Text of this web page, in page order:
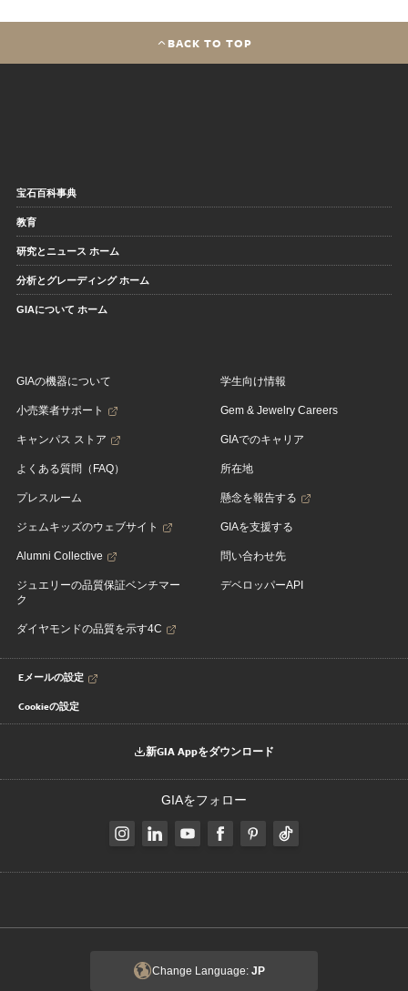
BACK TO TOP
宝石百科事典
教育
研究とニュース ホーム
分析とグレーディング ホーム
GIAについて ホーム
GIAの機器について
小売業者サポート
キャンパス ストア
よくある質問（FAQ）
プレスルーム
ジェムキッズのウェブサイト
Alumni Collective
ジュエリーの品質保証ベンチマー
ク
ダイヤモンドの品質を示す4C
学生向け情報
Gem & Jewelry Careers
GIAでのキャリア
所在地
懸念を報告する
GIAを支援する
問い合わせ先
デベロッパーAPI
Eメールの設定
Cookieの設定
新GIA Appをダウンロード
GIAをフォロー
Change Language: JP